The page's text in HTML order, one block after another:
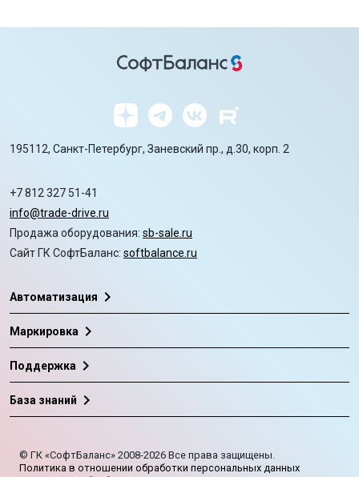
195112, Санкт-Петербург, Заневский пр., д.30, корп. 2
+7 812 327 51-41
info@trade-drive.ru
Продажа оборудования: sb-sale.ru
Сайт ГК СофтБаланс: softbalance.ru
Автоматизация chevron_right
Маркировка chevron_right
Поддержка chevron_right
База знаний chevron_right
© ГК «СофтБаланс» 2008-2026 Все права защищены.
Политика в отношении обработки персональных данных